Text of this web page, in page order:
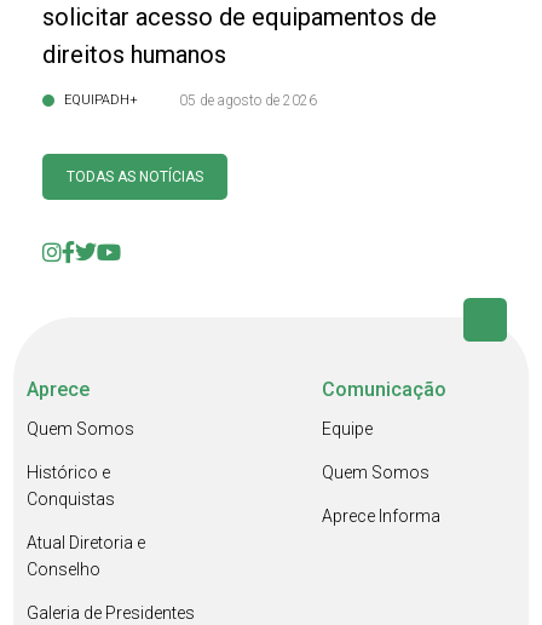
solicitar acesso de equipamentos de
direitos humanos
EQUIPADH+ 05 de agosto de 2026
TODAS AS NOTÍCIAS
Aprece
Quem Somos
Histórico e
Conquistas
Atual Diretoria e
Conselho
Galeria de Presidentes
Comunicação
Equipe
Quem Somos
Aprece Informa